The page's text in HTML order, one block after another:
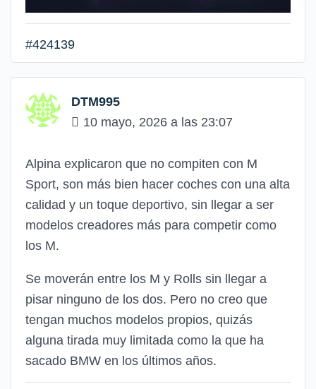
#424139
DTM995
10 mayo, 2026 a las 23:07
Alpina explicaron que no compiten con M
Sport, son más bien hacer coches con una alta
calidad y un toque deportivo, sin llegar a ser
modelos creadores más para competir como
los M.
Se moverán entre los M y Rolls sin llegar a
pisar ninguno de los dos. Pero no creo que
tengan muchos modelos propios, quizás
alguna tirada muy limitada como la que ha
sacado BMW en los últimos años.